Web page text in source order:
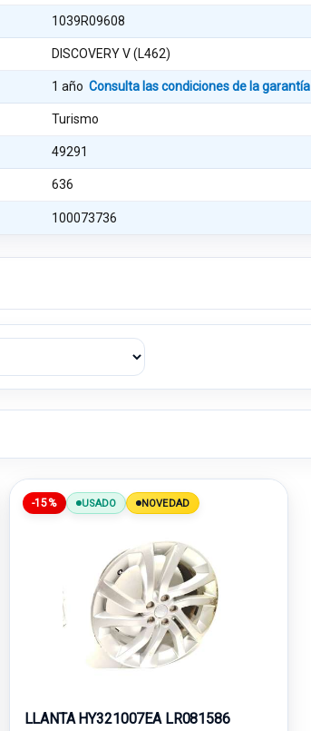
1039R09608
DISCOVERY V (L462)
1 añoConsulta las condiciones de la garantía
Turismo
49291
636
100073736
-15% USADO NOVEDAD
LLANTA HY321007EA LR081586